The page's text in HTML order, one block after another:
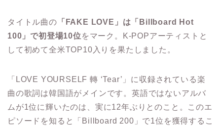
タイトル曲の 「FAKE LOVE」は「Billboard Hot
100」で初登場10位をマーク。K-POPアーティストと
して初めて全米TOP10入りを果たしました。
「LOVE YOURSELF 轉 ‘Tear’」に収録されている楽
曲の歌詞は韓国語がメインです。英語ではないアルバ
ムが1位に輝いたのは、実に12年ぶりとのこと。このエ
ピソードを知ると「Billboard 200」で1位を獲得するこ